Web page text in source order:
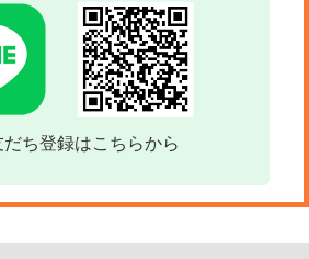
だち登録はこちらから